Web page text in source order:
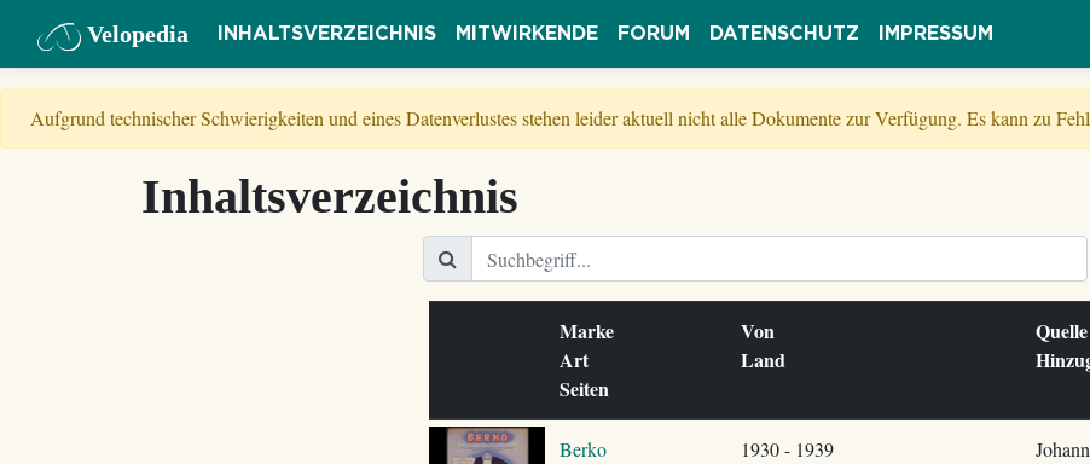
Velopedia INHALTSVERZEICHNIS MITWIRKENDE FORUM DATENSCHUTZ IMPRESSUM
Aufgrund technischer Schwierigkeiten und eines Datenverlustes stehen leider aktuell nicht alle Dokumente zur Verfügung. Es kann zu
Inhaltsverzeichnis
Marke
Art
Seiten
Von
Land
Quelle
Berko
1930 - 1939